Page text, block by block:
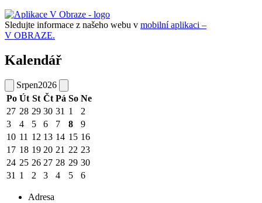
Sledujte informace z našeho webu v mobilní aplikaci –
V OBRAZE.
Kalendář
Srpen2026
Po Út St Čt Pá So Ne
27 28 29 30 31 1
2
3
4 5 6 7 8
9
10 11 12 13 14 15 16
17 18 19 20 21 22 23
24 25 26 27 28 29 30
31 1 2 3 4 5 6
Adresa